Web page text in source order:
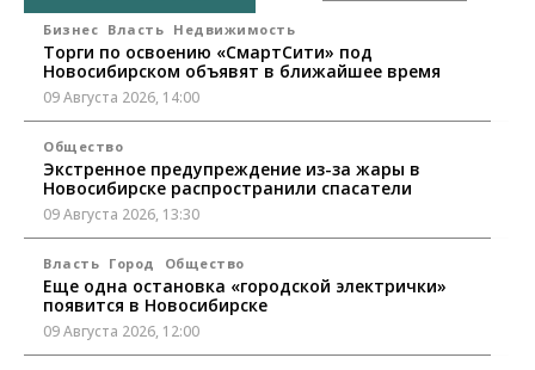
Бизнес Власть Недвижимость
Торги по освоению «СмартСити» под
Новосибирском объявят в ближайшее время
09 Августа 2026, 14:00
Общество
Экстренное предупреждение из-за жары в
Новосибирске распространили спасатели
09 Августа 2026, 13:30
Власть Город Общество
Еще одна остановка «городской электрички»
появится в Новосибирске
09 Августа 2026, 12:00